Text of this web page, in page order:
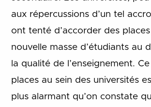
aux répercussions d’un tel
ont tenté d’accorder des
nouvelle masse d’étudiants au
la qualité de l’enseignement.
places au sein des universités
plus alarmant qu’on constate